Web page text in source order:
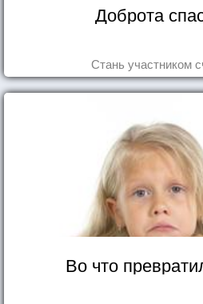
Доброта
Стань участником
Во что